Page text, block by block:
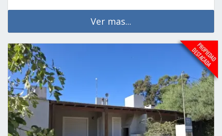
Ver mas...